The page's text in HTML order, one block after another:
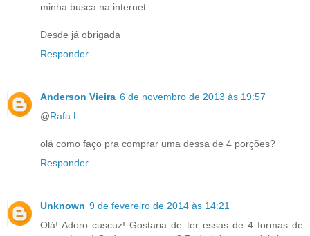
minha busca na internet.
Desde já obrigada
Responder
Anderson Vieira 6 de novembro de 2013 às 19:57
@Rafa L
olá como faço pra comprar uma dessa de 4 porções?
Responder
Unknown 9 de fevereiro de 2014 às 14:21
Olá! Adoro cuscuz! Gostaria de ter essas de 4 formas de